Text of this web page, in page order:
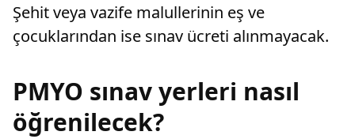
Şehit veya vazife malullerinin eş ve
çocuklarından ise sınav ücreti alınmayacak.
PMYO sınav yerleri nasıl
öğrenilecek?